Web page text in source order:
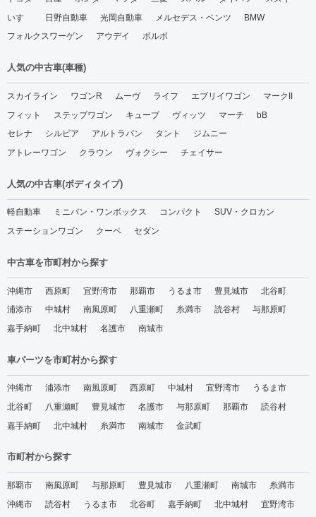
いすゞ
日野自動車 光岡自動車 メルセデス・ベンツ
BMW
フォルクスワーゲン
アウデイ ボルボ
人気の中古車(車種)
スカイライン ワゴンR ムーヴ ライフ エブリイワゴン
マークII
フィット
ステップワゴン キューブ ヴィッツ マーチ
bB
セレナ
シルビア アルトラパン タント
ジムニー
アトレーワゴン
クラウン ヴォクシー チェイサー
人気の中古車(ボディタイプ)
軽自動車 ミニバン・ワンボックス コンパクト
SUV・クロカン
ステーションワゴン
クーペ セダン
中古車を市町村から探す
沖縄市 西原町 宜野湾市 那覇市 うるま市 豊見城市
北谷町
浦添市
中城村 南風原町 八重瀬町 糸満市 読谷村
与那原町
嘉手納町
北中城村 名護市 南城市
車パーツを市町村から探す
沖縄市 浦添市 南風原町 西原町 中城村 宜野湾市
うるま市
北谷町
八重瀬町 豊見城市 名護市 与那原町 那覇市
読谷村
嘉手納町
北中城村 糸満市 南城市 金武町
市町村から探す
那覇市 南風原町 与那原町 豊見城市 八重瀬町 南城市
糸満市
沖縄市
読谷村 うるま市 北谷町 嘉手納町 北中城村
宜野湾市